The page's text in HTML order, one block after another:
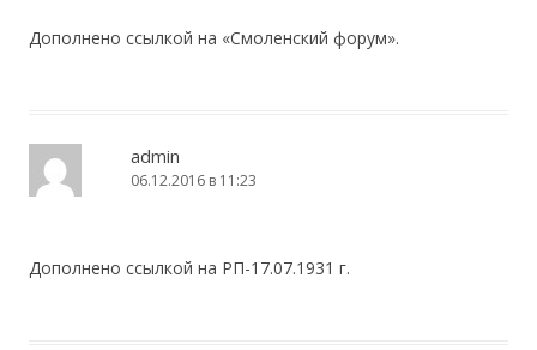
Дополнено ссылкой на «Смоленский форум».
admin
06.12.2016 в 11:23
Дополнено ссылкой на РП-17.07.1931 г.